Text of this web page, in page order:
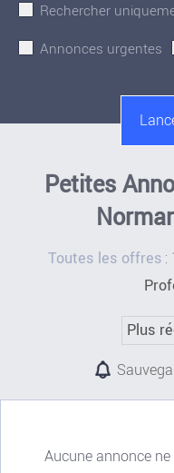
Rechercher
Annonces urgentes
Petites
Toutes les offres :
Aucune annonce